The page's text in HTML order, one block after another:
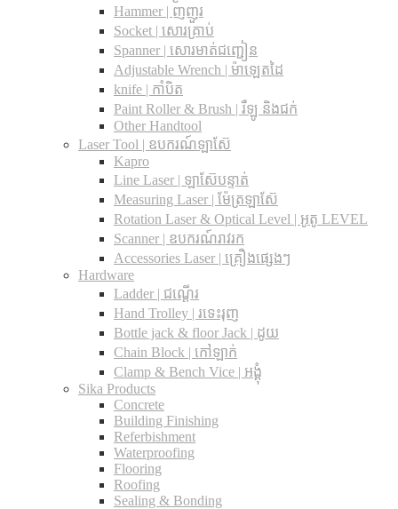
Hammer | ញញួរ
Socket | សោរគ្រាប់
Spanner |​ សោរមាត់ជញ្ជៀន
Adjustable Wrench |​ ម៉ាឡេតដៃ
knife | កាំបិត
Paint Roller & Brush | រឺឡូ និងជក់
Other Handtool
Laser Tool | ឧបករណ៍ឡាស៊ែ
Kapro
Line Laser | ឡាស៊ែបន្ទាត់
Measuring Laser | ម៉ែត្រឡាស៊ែ
Rotation Laser & Optical Level | អូតូ LEVEL
Scanner | ឧបករណ៍រាវរក
Accessories Laser | គ្រឿងផ្សេងៗ
Hardware
Ladder | ជណ្តើរ
Hand Trolley | រទេះរុញ
Bottle jack & floor Jack​ | ដូយ
Chain Block | កៅឡាក់
Clamp & Bench Vice | អង្គុំ
Sika Products
Concrete
Building Finishing
Referbishment
Waterproofing
Flooring
Roofing
Sealing & Bonding